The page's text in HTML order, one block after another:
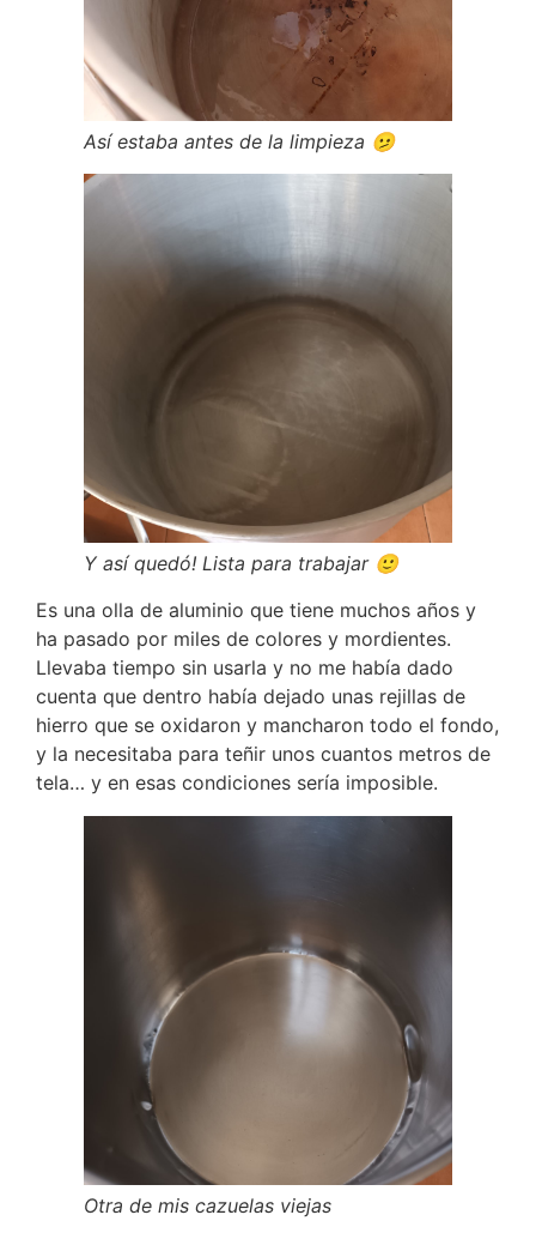
Así estaba antes de la limpieza 🫤
Y así quedó! Lista para trabajar 🙂
Es una olla de aluminio que tiene muchos años y
ha pasado por miles de colores y mordientes.
Llevaba tiempo sin usarla y no me había dado
cuenta que dentro había dejado unas rejillas de
hierro que se oxidaron y mancharon todo el fondo,
y la necesitaba para teñir unos cuantos metros de
tela… y en esas condiciones sería imposible.
Otra de mis cazuelas viejas